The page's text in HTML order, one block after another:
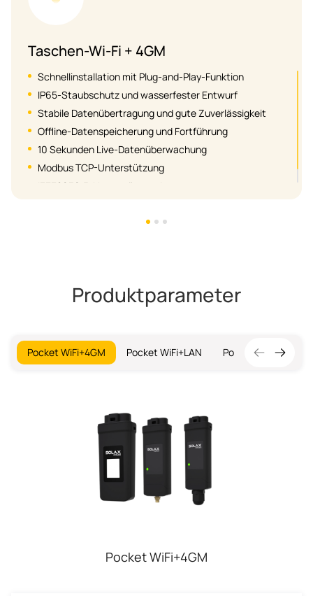
Taschen-Wi-Fi + LAN
Schnellinstallation mit Plug-and-Play-Funktion
IP65-Staubschutz und wasserfester Entwurf
Stabile Datenübertragung und gute Zuverlässigkeit
Offline-Datenspeicherung und Fortführung
10 Sekunden Live-Datenüberwachung
Modbus TCP-Unterstützung
IEEE2030.5-Unterstützung*
Unterstützt die Umschaltung zwischen Wi-Fi und LAN
Produktparameter
Pocket WiFi+4GM Pocket WiFi+LAN Pocket WiFi V3.0-P
Pocket WiFi+4GM